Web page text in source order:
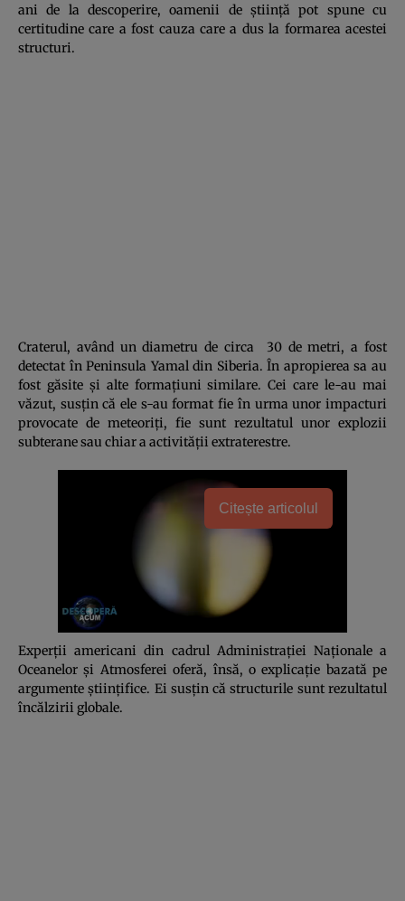
ani de la descoperire, oamenii de ştiinţă pot spune cu
certitudine care a fost cauza care a dus la formarea acestei
structuri.
Craterul, având un diametru de circa 30 de metri, a fost
detectat în Peninsula Yamal din Siberia. În apropierea sa au
fost găsite şi alte formaţiuni similare. Cei care le-au mai
văzut, susţin că ele s-au format fie în urma unor impacturi
provocate de meteoriţi, fie sunt rezultatul unor explozii
subterane sau chiar a activităţii extraterestre.
Citește articolul
Experţii americani din cadrul Administraţiei Naţionale a
Oceanelor şi Atmosferei oferă, însă, o explicaţie bazată pe
argumente ştiinţifice. Ei susţin că structurile sunt rezultatul
încălzirii globale.